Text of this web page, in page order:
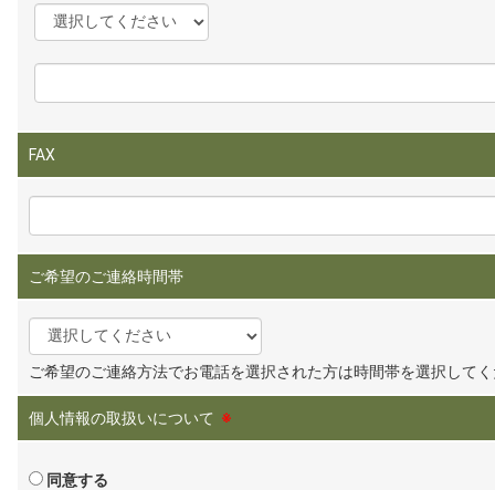
FAX
ご希望のご連絡時間帯
ご希望のご連絡方法でお電話を選択された方は時間帯を選択して
個人情報の取扱いについて ※
同意する